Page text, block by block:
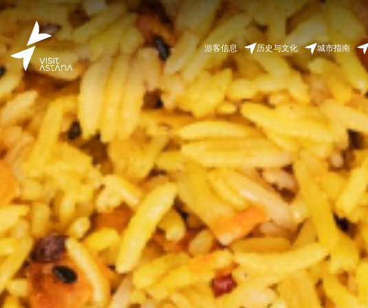
游客信息 历史与文化 城市指南